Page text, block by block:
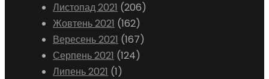
Листопад 2021 (206)
Жовтень 2021 (162)
Вересень 2021 (167)
Серпень 2021 (124)
Липень 2021 (1)